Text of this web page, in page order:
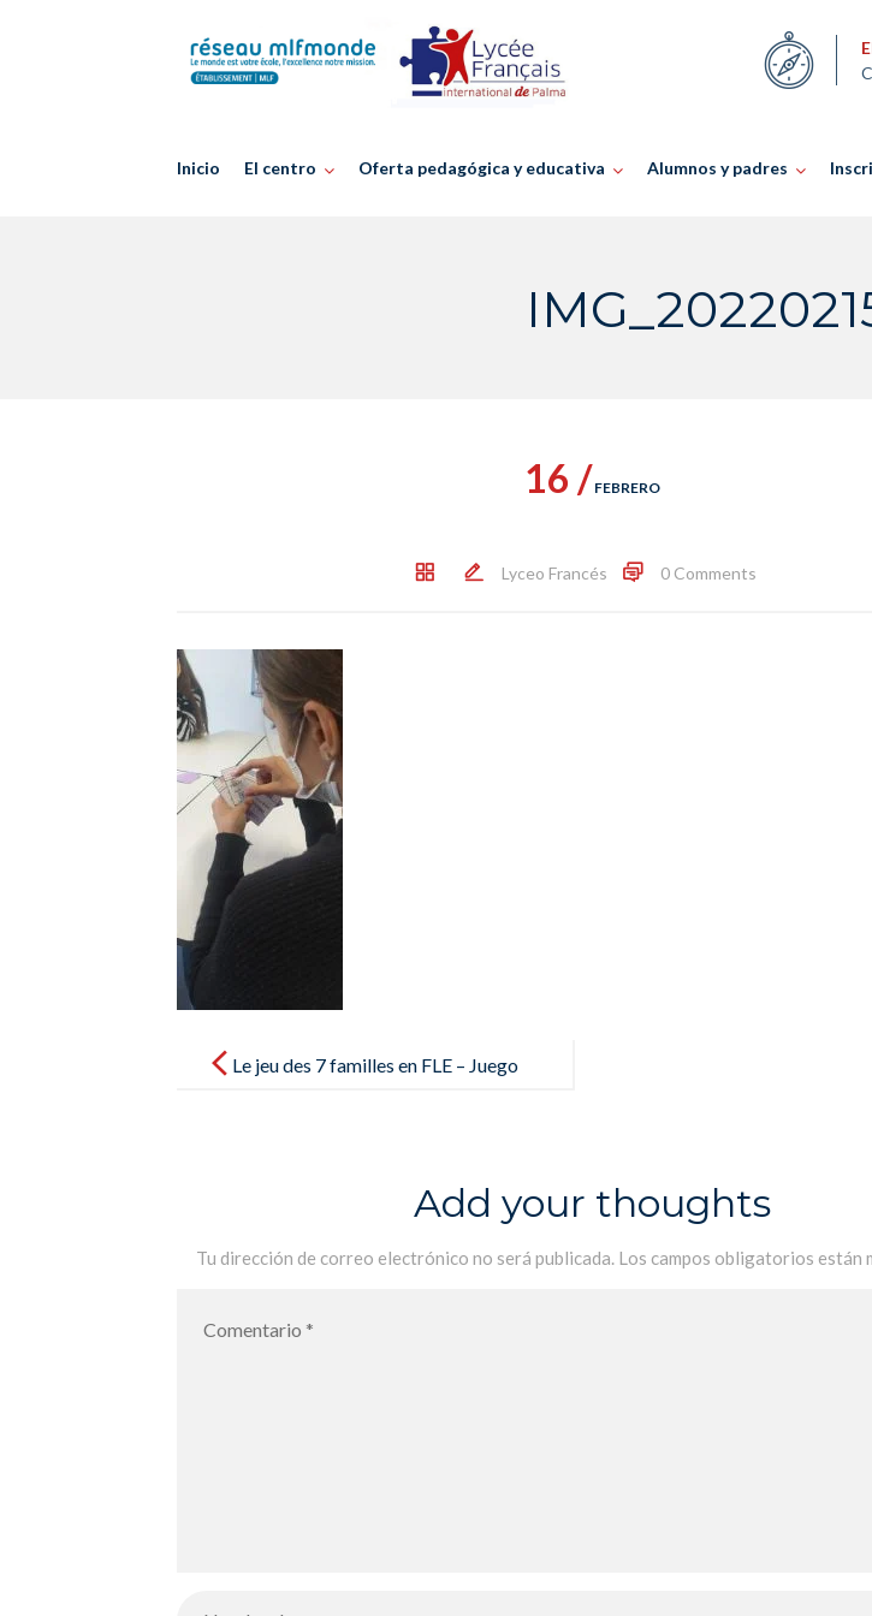
Inicio El centro Oferta pedagógica y educativa Alumnos y padres
16 / FEBRERO
Lyceo Francés 0 Comments
navigationLe jeu des 7 familles en FLE – Juego
Add your thoughts
Tu dirección de correo electrónico no será publicada. Los campos obligatorios están